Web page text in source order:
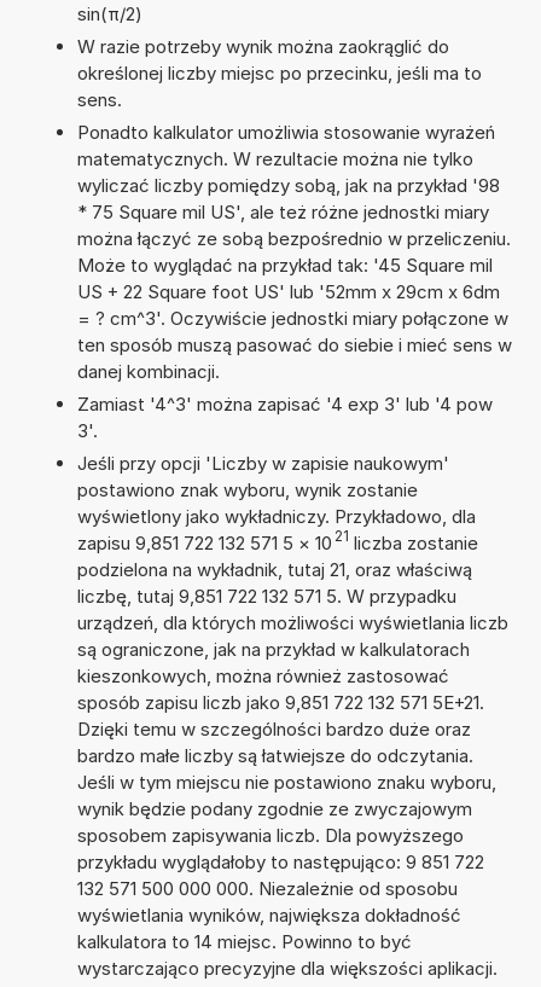
sin(π/2)
W razie potrzeby wynik można zaokrąglić do
określonej liczby miejsc po przecinku, jeśli ma to
sens.
Ponadto kalkulator umożliwia stosowanie wyrażeń
matematycznych. W rezultacie można nie tylko
wyliczać liczby pomiędzy sobą, jak na przykład '98
* 75 Square mil US', ale też różne jednostki miary
można łączyć ze sobą bezpośrednio w przeliczeniu.
Może to wyglądać na przykład tak: '45 Square mil
US + 22 Square foot US' lub '52mm x 29cm x 6dm
= ? cm^3'. Oczywiście jednostki miary połączone w
ten sposób muszą pasować do siebie i mieć sens w
danej kombinacji.
Zamiast '4^3' można zapisać '4 exp 3' lub '4 pow
3'.
Jeśli przy opcji 'Liczby w zapisie naukowym'
postawiono znak wyboru, wynik zostanie
wyświetlony jako wykładniczy. Przykładowo, dla
zapisu 9,851 722 132 571 5 × 10 21 liczba zostanie
podzielona na wykładnik, tutaj 21, oraz właściwą
liczbę, tutaj 9,851 722 132 571 5. W przypadku
urządzeń, dla których możliwości wyświetlania liczb
są ograniczone, jak na przykład w kalkulatorach
kieszonkowych, można również zastosować
sposób zapisu liczb jako 9,851 722 132 571 5E+21.
Dzięki temu w szczególności bardzo duże oraz
bardzo małe liczby są łatwiejsze do odczytania.
Jeśli w tym miejscu nie postawiono znaku wyboru,
wynik będzie podany zgodnie ze zwyczajowym
sposobem zapisywania liczb. Dla powyższego
przykładu wyglądałoby to następująco: 9 851 722
132 571 500 000 000. Niezależnie od sposobu
wyświetlania wyników, największa dokładność
kalkulatora to 14 miejsc. Powinno to być
wystarczająco precyzyjne dla większości aplikacji.